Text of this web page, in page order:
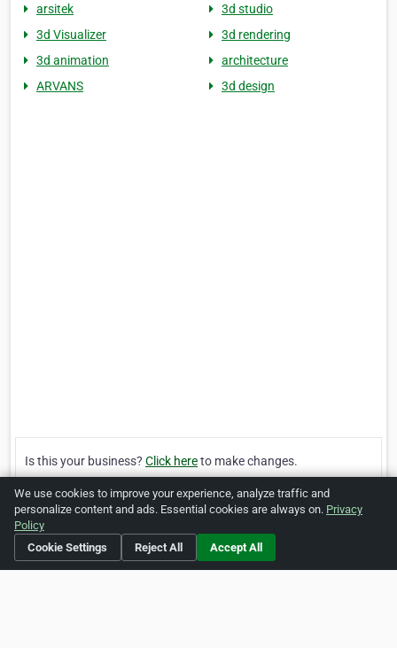
arsitek
3d studio
3d Visualizer
3d rendering
3d animation
architecture
ARVANS
3d design
Is this your business? Click hereto make changes.
Verified Business [Listing #211055]
Print
We use cookies to improve your experience, analyze traffic and
personalize content and ads. Essential cookies are always on. Privacy
Policy
Cookie Settings
Reject All Accept All